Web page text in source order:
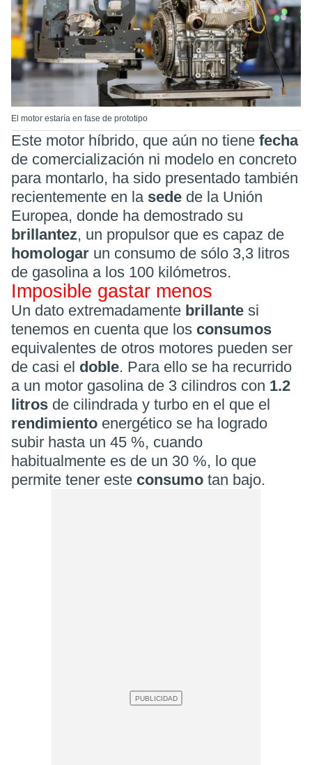
El motor estaría en fase de prototipo
Este motor híbrido, que aún no tiene fecha
de comercialización ni modelo en concreto
para montarlo, ha sido presentado también
recientemente en la sede de la Unión
Europea, donde ha demostrado su
brillantez, un propulsor que es capaz de
homologar un consumo de sólo 3,3 litros
de gasolina a los 100 kilómetros.
Imposible gastar menos
Un dato extremadamente brillante si
tenemos en cuenta que los consumos
equivalentes de otros motores pueden ser
de casi el doble. Para ello se ha recurrido
a un motor gasolina de 3 cilindros con 1.2
litros de cilindrada y turbo en el que el
rendimiento energético se ha logrado
subir hasta un 45 %, cuando
habitualmente es de un 30 %, lo que
permite tener este consumo tan bajo.